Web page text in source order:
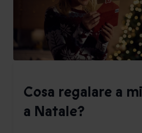
Cosa regalare a
a Natale?